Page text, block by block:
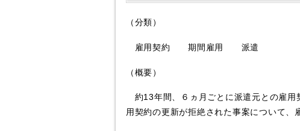
（分類）
雇用契約 期間雇用 派遣
（概要）
約13年間、６ヵ月ごとに派遣元との雇用
用契約の更新が拒絶された事案について、